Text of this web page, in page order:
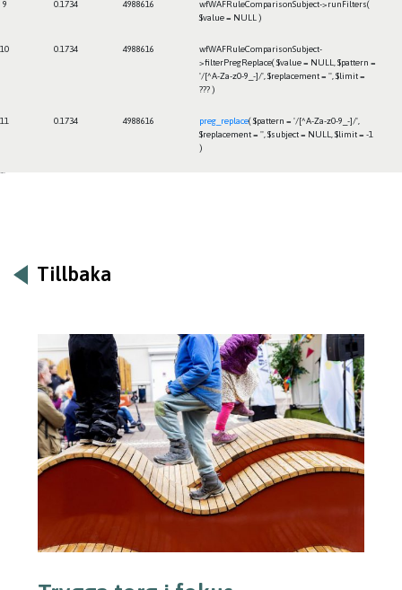
9 0.1734 4988616
wfWAFRuleComparisonSubject->runFilters(
$value = NULL )
10 0.1734 4988616
wfWAFRuleComparisonSubject-
>filterPregReplace($value = NULL
$pattern =
'/[^A-Za-z0-9_-]/' $replacement = '' $limit =
??? )
11 0.1734 4988616 preg_replace($pattern = '/[^A-Za-z0-9_-]/'
$replacement = '' $subject = NULL $limit = -1
)
Tillbaka